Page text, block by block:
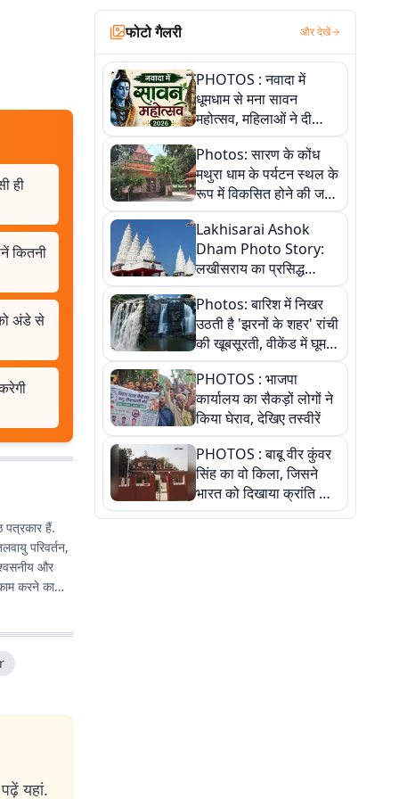
ही
कितनी
अंडे से
हैं.
परिवर्तन,
और
को
यहां.
फोटो गैलरी और देखें
PHOTOS : नवादा में
धूमधाम से मना सावन
महोत्सव, महिलाओं ने दी
सांस्कृतिक प्रस्तुतियां
Photos: सारण के कोंध
मथुरा धाम के पर्यटन स्थल के
रूप में विकसित होने की जगी
आस, 9 तस्वीरों में देखें पूरी
कहानी
Lakhisarai Ashok
Dham Photo Story:
लखीसराय का प्रसिद्ध
अशोक धाम—आस्था,
श्रृंगार, अनुष्ठान और
अलौकिक संध्या आरती के
विहंगम दृश्य
Photos: बारिश में निखर
उठती है 'झरनों के शहर' रांची
की खूबसूरती, वीकेंड में घूम
आएं ये 5 वादियां
PHOTOS : भाजपा
कार्यालय का सैकड़ों लोगों ने
किया घेराव, देखिए तस्वीरें
PHOTOS : बाबू वीर कुंवर
सिंह का वो किला, जिसने
भारत को दिखाया क्रांति का
रास्ता: तस्वीरों में देखिए